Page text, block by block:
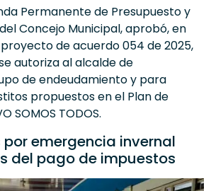
Permanente de Presupuesto y
Concejo Municipal, aprobó, en
de acuerdo 054 de 2025,
autoriza al alcalde de
de endeudamiento y para
propuestos en el Plan de
SOMOS TODOS.
emergencia invernal
del pago de impuestos